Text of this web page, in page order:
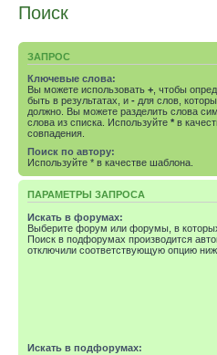
Поиск
ЗАПРОС
Ключевые слова:
Вы можете использовать + , чтобы
быть в результатах, и - для слов,
должно. Вы можете разделить слова
слова из списка. Используйте * в
совпадения.
Поиск по автору:
Используйте * в качестве шаблона.
ПАРАМЕТРЫ ЗАПРОСА
Искать в форумах:
Выберите форум или форумы, в которых
Поиск в подфорумах производится
отключили соответствующую опцию
Искать в подфорумах: